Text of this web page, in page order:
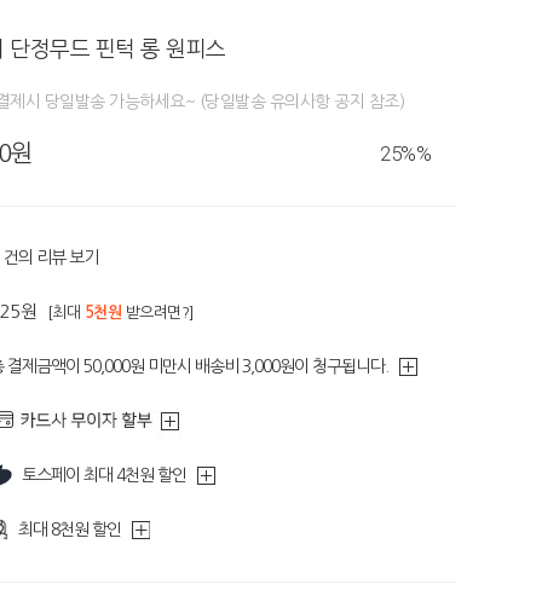
단정무드 핀턱 롱 원피스
제시 당일발송 가능하세요~ (당일발송 유의사항 공지 참조)
원 25%%
건의 리뷰 보기
원 [최대 5천원 받으려면?]
결제금액이 50,000원 미만시 배송비 3,000원이 청구됩니다.
토스페이 최대 4천원 할인
최대 8천원 할인